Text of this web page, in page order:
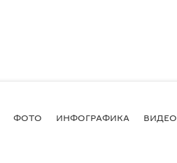
ФОТО ИНФОГРАФИКА ВИДЕО